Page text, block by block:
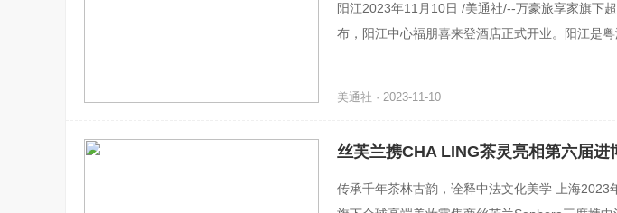
阳江2023年11月10日 /美通社/--万豪旅享家旗下
布，阳江中心福朋喜来登酒店正式开业。阳江是
美通社 · 2023-11-10
丝芙兰携CHA LING茶灵亮相第六届进
传承千年茶林古韵，诠释中法文化美学 上海